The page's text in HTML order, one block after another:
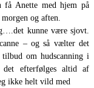
få Anette med hjem på
og aften.
kunne være sjovt.
– og så vælter det
om hudscanning i
det efterfølges altid af
ikke helt vild med